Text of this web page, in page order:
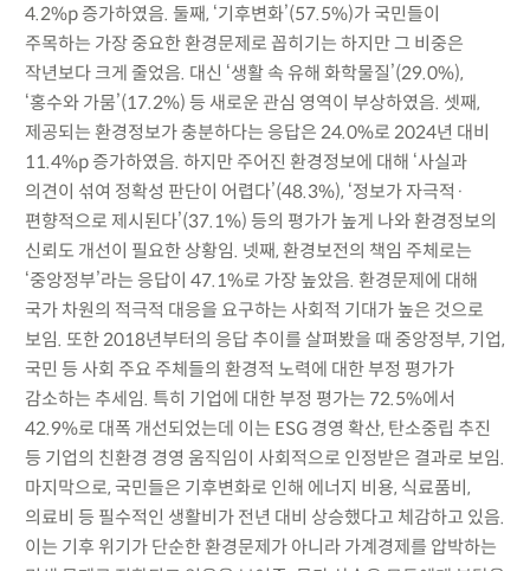
4.2%p 증가하였음. 둘째, ‘기후변화’(57.5%)가 국민들이
주목하는 가장 중요한 환경문제로 꼽히기는 하지만 그 비중은
작년보다 크게 줄었음. 대신 ‘생활 속 유해 화학물질’(29.0%),
‘홍수와 가뭄’(17.2%) 등 새로운 관심 영역이 부상하였음. 셋째,
제공되는 환경정보가 충분하다는 응답은 24.0%로 2024년 대비
11.4%p 증가하였음. 하지만 주어진 환경정보에 대해 ‘사실과
의견이 섞여 정확성 판단이 어렵다’(48.3%), ‘정보가 자극적·
편향적으로 제시된다’(37.1%) 등의 평가가 높게 나와 환경정보의
신뢰도 개선이 필요한 상황임. 넷째, 환경보전의 책임 주체로는
‘중앙정부’라는 응답이 47.1%로 가장 높았음. 환경문제에 대해
국가 차원의 적극적 대응을 요구하는 사회적 기대가 높은 것으로
보임. 또한 2018년부터의 응답 추이를 살펴봤을 때 중앙정부, 기업,
국민 등 사회 주요 주체들의 환경적 노력에 대한 부정 평가가
감소하는 추세임. 특히 기업에 대한 부정 평가는 72.5%에서
42.9%로 대폭 개선되었는데 이는 ESG 경영 확산, 탄소중립 추진
등 기업의 친환경 경영 움직임이 사회적으로 인정받은 결과로 보임.
마지막으로, 국민들은 기후변화로 인해 에너지 비용, 식료품비,
의료비 등 필수적인 생활비가 전년 대비 상승했다고 체감하고 있음.
이는 기후 위기가 단순한 환경문제가 아니라 가계경제를 압박하는